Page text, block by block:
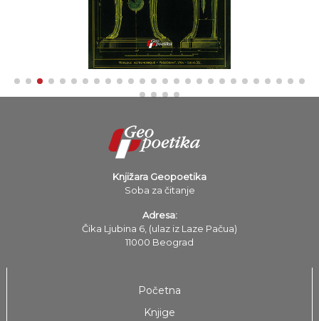
Knjižara Geopoetika
Soba za čitanje
Adresa:
Čika Ljubina 6, (ulaz iz Laze Pačua)
11000 Beograd
Početna
Knjige